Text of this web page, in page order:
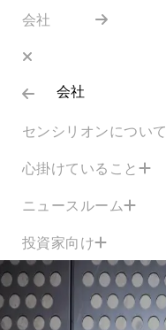
会社
会社
センシリオンについて
心掛けていること
ニュースルーム
投資家向け